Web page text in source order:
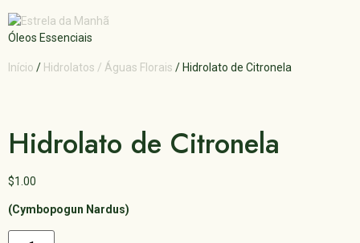
Óleos Essenciais
Início / Hidrolatos / Águas Florais / Hidrolato de Citronela
Hidrolato de Citronela
$1.00
(Cymbopogun Nardus)